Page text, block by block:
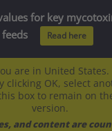
are in United States.
clicking OK, select
box to remain on
version.
and content are
for key
feeds
Read here